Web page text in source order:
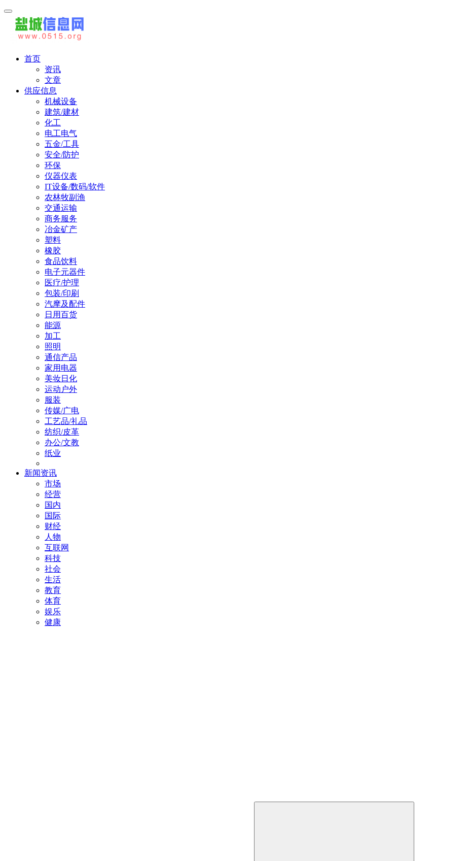
首页
资讯
文章
供应信息
机械设备
建筑/建材
化工
电工电气
五金/工具
安全/防护
环保
仪器仪表
IT设备/数码/软件
农林牧副渔
交通运输
商务服务
冶金矿产
塑料
橡胶
食品饮料
电子元器件
医疗/护理
包装/印刷
汽摩及配件
日用百货
能源
加工
照明
通信产品
家用电器
美妆日化
运动户外
服装
传媒/广电
工艺品/礼品
纺织/皮革
办公/文教
纸业
新闻资讯
市场
经营
国内
国际
财经
人物
互联网
科技
社会
生活
教育
体育
娱乐
健康